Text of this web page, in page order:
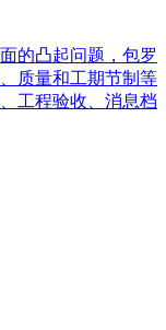
的凸起问题，包罗
质量和工期节制等
工程验收、消息档